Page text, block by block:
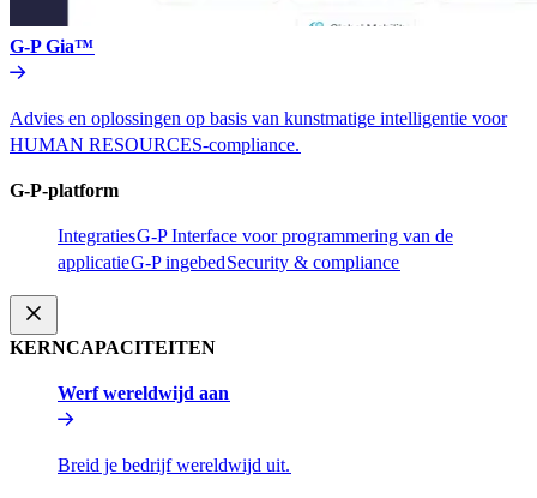
G-P Gia™​​
Advies en oplossingen op basis van kunstmatige intelligentie voor
HUMAN RESOURCES-compliance.​​
G-P-platform​​
Integraties​​G-P Interface voor programmering van de
applicatie​​G-P ingebed​​Security & compliance​​
KERNCAPACITEITEN​​
Werf wereldwijd aan​​
Breid je bedrijf wereldwijd uit.​​